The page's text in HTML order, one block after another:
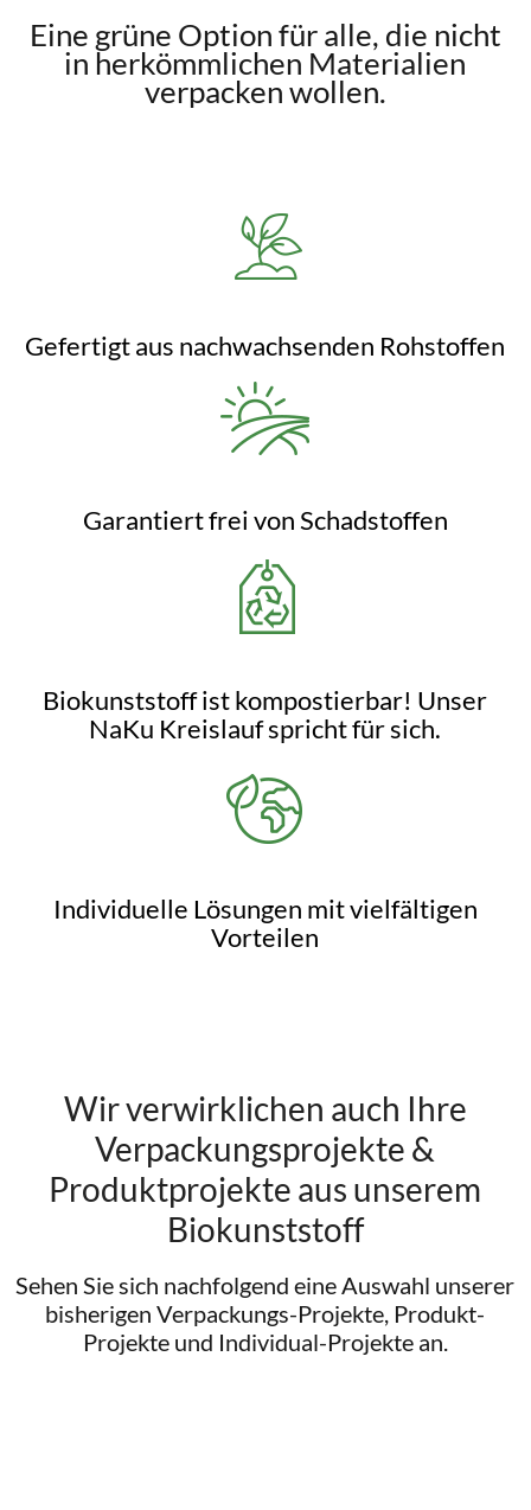
Eine grüne Option für alle, die nicht
in herkömmlichen Materialien
verpacken wollen.
Gefertigt aus nachwachsenden Rohstoffen
Garantiert frei von Schadstoffen
Biokunststoff ist kompostierbar! Unser
NaKu Kreislauf spricht für sich.
Individuelle Lösungen mit vielfältigen
Vorteilen
Wir verwirklichen auch Ihre
Verpackungsprojekte &
Produktprojekte aus unserem
Biokunststoff
Sehen Sie sich nachfolgend eine Auswahl unserer
bisherigen Verpackungs-Projekte, Produkt-
Projekte und Individual-Projekte an.